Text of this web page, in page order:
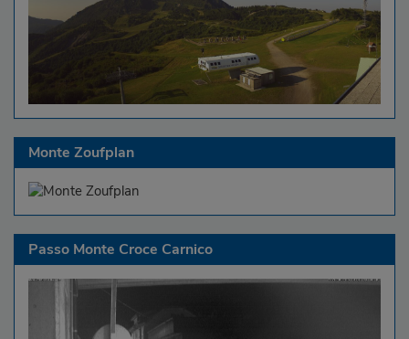
Monte Zoufplan
Passo Monte Croce Carnico